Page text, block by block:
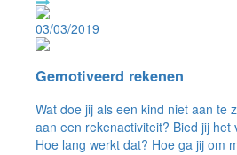
03/03/2019
Gemotiveerd rekenen
Wat doe jij als een kind niet aan te
aan een rekenactiviteit? Bied jij
Hoe lang werkt dat? Hoe ga jij om